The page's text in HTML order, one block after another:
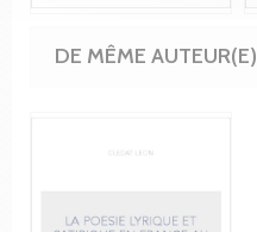
DE MÊME AUTEUR(E)